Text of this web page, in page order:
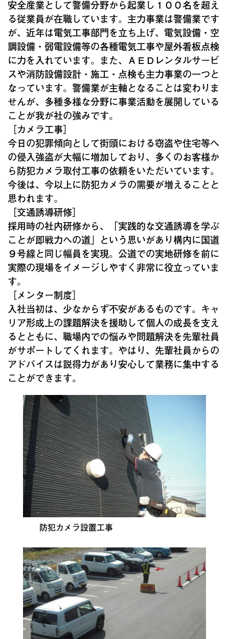
安全産業として警備分野から起業し１００名を超え
る従業員が在職しています。主力事業は警備業です
が、近年は電気工事部門を立ち上げ、電気設備・空
調設備・弱電設備等の各種電気工事や屋外看板点検
に力を入れています。また、ＡＥＤレンタルサービ
スや消防設備設計・施工・点検も主力事業の一つと
なっています。警備業が主軸となることは変わりま
せんが、多種多様な分野に事業活動を展開している
ことが我が社の強みです。
［カメラ工事］
今日の犯罪傾向として街頭における窃盗や住宅等へ
の侵入強盗が大幅に増加しており、多くのお客様か
ら防犯カメラ取付工事の依頼をいただいています。
今後は、今以上に防犯カメラの需要が増えることと
思われます。
［交通誘導研修］
採用時の社内研修から、「実践的な交通誘導を学ぶ
ことが即戦力への道」という思いがあり構内に国道
９号線と同じ幅員を実現。公道での実地研修を前に
実際の現場をイメージしやすく非常に役立っていま
す。
［メンター制度］
入社当初は、少なからず不安があるものです。キャ
リア形成上の課題解決を援助して個人の成長を支え
るとともに、職場内での悩みや問題解決を先輩社員
がサポートしてくれます。やはり、先輩社員からの
アドバイスは説得力があり安心して業務に集中する
ことができます。
防犯カメラ設置工事